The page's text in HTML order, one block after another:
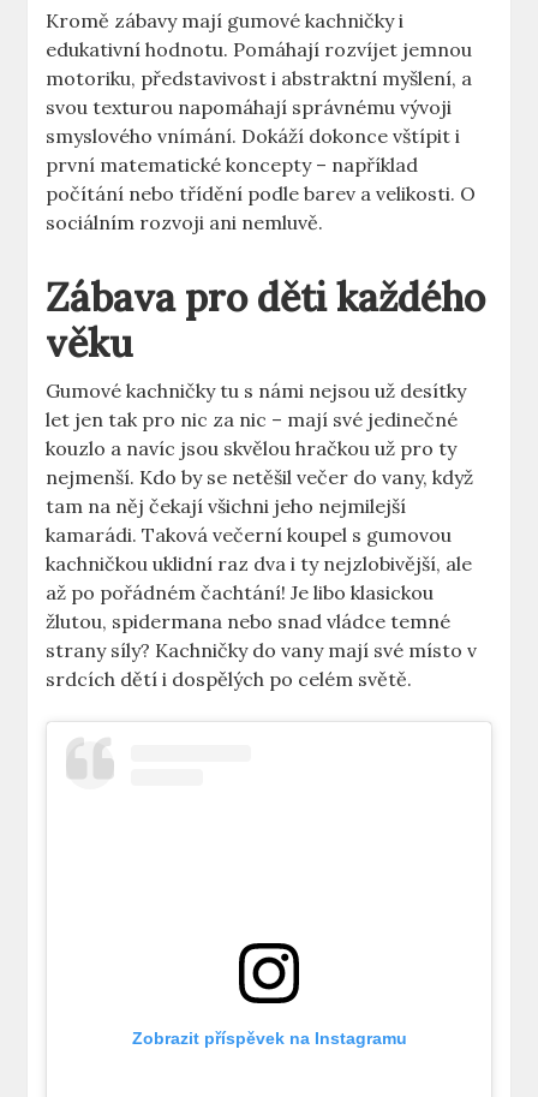
Kromě zábavy mají gumové kachničky i
edukativní hodnotu. Pomáhají rozvíjet jemnou
motoriku, představivost i abstraktní myšlení, a
svou texturou napomáhají správnému vývoji
smyslového vnímání. Dokáží dokonce vštípit i
první matematické koncepty – například
počítání nebo třídění podle barev a velikosti. O
sociálním rozvoji ani nemluvě.
Zábava pro děti každého
věku
Gumové kachničky tu s námi nejsou už desítky
let jen tak pro nic za nic – mají své jedinečné
kouzlo a navíc jsou skvělou hračkou už pro ty
nejmenší. Kdo by se netěšil večer do vany, když
tam na něj čekají všichni jeho nejmilejší
kamarádi. Taková večerní koupel s gumovou
kachničkou uklidní raz dva i ty nejzlobivější, ale
až po pořádném čachtání! Je libo klasickou
žlutou, spidermana nebo snad vládce temné
strany síly? Kachničky do vany mají své místo v
srdcích dětí i dospělých po celém světě.
Zobrazit příspěvek na Instagramu